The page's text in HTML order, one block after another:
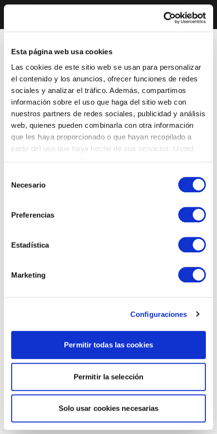
Esta página web usa cookies
Las cookies de este sitio web se usan para personalizar
el contenido y los anuncios, ofrecer funciones de redes
sociales y analizar el tráfico. Además, compartimos
información sobre el uso que haga del sitio web con
nuestros partners de redes sociales, publicidad y análisis
web, quienes pueden combinarla con otra información
que les haya proporcionado o que hayan recopilado a
partir del uso que haya hecho de sus servicios. Usted
Necesario
Preferencias
Estadística
Marketing
Configuraciones
Permitir todas las cookies
Permitir la selección
Solo usar cookies necesarias